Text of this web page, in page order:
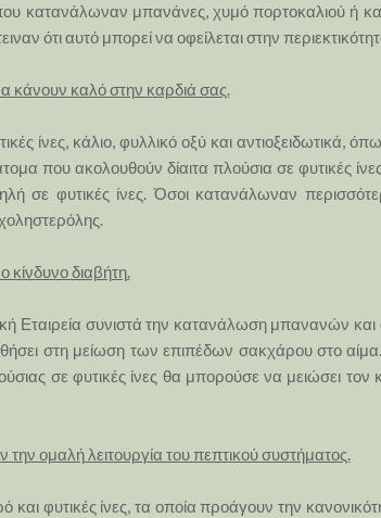
κατανάλωναν μπανάνες, χυμό πορτοκαλιού ή
ότι αυτό μπορεί να οφείλεται στην
καλό στην καρδιά σας.
ίνες, κάλιο, φυλλικό οξύ και αντιοξειδωτικά,
που ακολουθούν δίαιτα πλούσια σε φυτικές
σε φυτικές ίνες. Όσοι κατανάλωναν
διαβήτη.
Εταιρεία συνιστά την κατανάλωση μπανανών
στη μείωση των επιπέδων σακχάρου στο
σε φυτικές ίνες θα μπορούσε να μειώσει
ομαλή λειτουργία του πεπτικού συστήματος.
και φυτικές ίνες, τα οποία προάγουν την